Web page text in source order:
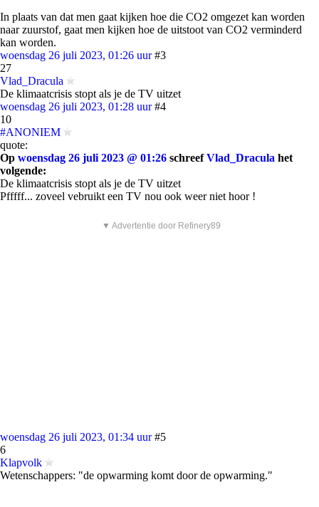
In plaats van dat men gaat kijken hoe die CO2 omgezet kan worden
naar zuurstof, gaat men kijken hoe de uitstoot van CO2 verminderd
kan worden.
woensdag 26 juli 2023, 01:26 uur #3
27
Vlad_Dracula
De klimaatcrisis stopt als je de TV uitzet
woensdag 26 juli 2023, 01:28 uur #4
10
#ANONIEM
quote:
Op woensdag 26 juli 2023 @ 01:26 schreefVlad_Dracula het
volgende:
De klimaatcrisis stopt als je de TV uitzet
Pfffff... zoveel vebruikt een TV nou ook weer niet hoor !
▼ Advertentie door Refinery89
woensdag 26 juli 2023, 01:34 uur #5
6
Klapvolk
Wetenschappers: "de opwarming komt door de opwarming."